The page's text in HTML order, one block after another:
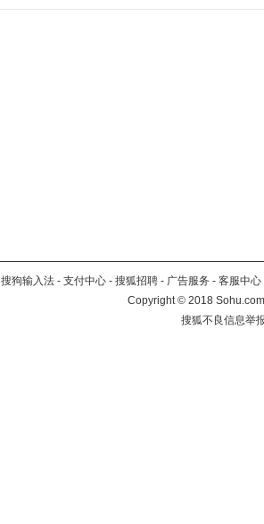
搜狗输入法 - 支付中心 - 搜狐招聘 - 广告服务 - 客服中心
Copyright©2018
搜狐不良信息举